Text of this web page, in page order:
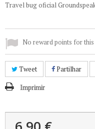
Travel bug oficial
No reward points for
Tweet Partilhar
Imprimir